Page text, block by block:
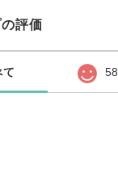
評価
て 58